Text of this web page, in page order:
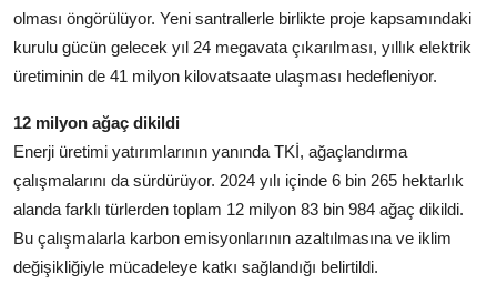
olması öngörülüyor. Yeni santrallerle birlikte proje kapsamındaki
kurulu gücün gelecek yıl 24 megavata çıkarılması, yıllık elektrik
üretiminin de 41 milyon kilovatsaate ulaşması hedefleniyor.
12 milyon ağaç dikildi
Enerji üretimi yatırımlarının yanında TKİ, ağaçlandırma
çalışmalarını da sürdürüyor. 2024 yılı içinde 6 bin 265 hektarlık
alanda farklı türlerden toplam 12 milyon 83 bin 984 ağaç dikildi.
Bu çalışmalarla karbon emisyonlarının azaltılmasına ve iklim
değişikliğiyle mücadeleye katkı sağlandığı belirtildi.